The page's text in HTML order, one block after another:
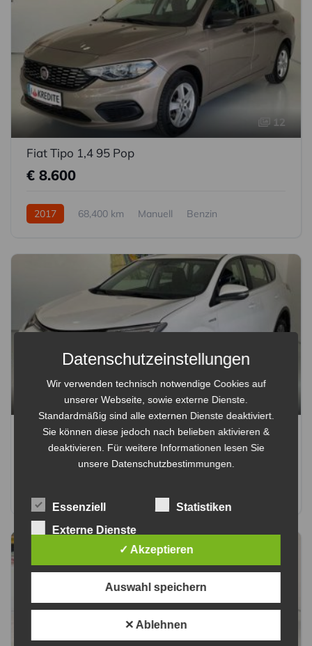
12
Fiat Tipo 1,4 95 Pop
€ 8.600
2017 68,400 km Manuell
Benzin
Toyota RAV 4 2,5 Hybrid Lounge 4WD Aut.
€ 16.900
4WD/Allrad
Datenschutzeinstellungen
Wir verwenden technisch notwendige Cookies auf
unserer Webseite, sowie externe Dienste.
Standardmäßig sind alle externen Dienste deaktiviert.
Sie können diese jedoch nach belieben aktivieren &
deaktivieren. Für weitere Informationen lesen Sie
unsere Datenschutzbestimmungen
Essenziell
Statistiken
Externe Dienste
✓ Akzeptieren
Auswahl speichern
✕ Ablehnen